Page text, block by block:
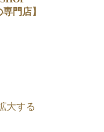
門店】
大する